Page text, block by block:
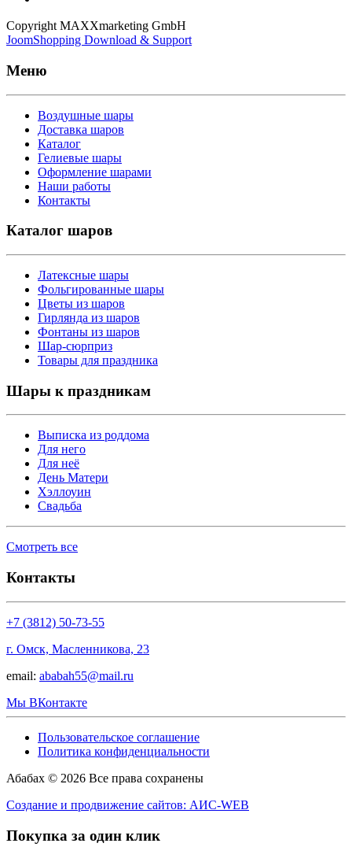
Copyright MAXXmarketing GmbH
JoomShopping Download & Support
Меню
Воздушные шары
Доставка шаров
Каталог
Гелиевые шары
Оформление шарами
Наши работы
Контакты
Каталог шаров
Латексные шары
Фольгированные шары
Цветы из шаров
Гирлянда из шаров
Фонтаны из шаров
Шар-сюрприз
Товары для праздника
Шары к праздникам
Выписка из роддома
Для него
Для неё
День Матери
Хэллоуин
Свадьба
Смотреть все
Контакты
+7 (3812) 50-73-55
г. Омск, Масленникова, 23
email: ababah55@mail.ru
Мы ВКонтакте
Пользовательское соглашение
Политика конфиденциальности
Абабах © 2026 Все права сохранены
Создание и продвижение сайтов: АИС-WEB
Покупка за один клик